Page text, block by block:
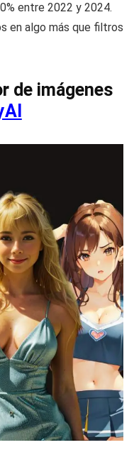
entre 2022 y 2024.
en algo más que filtros
de imágenes